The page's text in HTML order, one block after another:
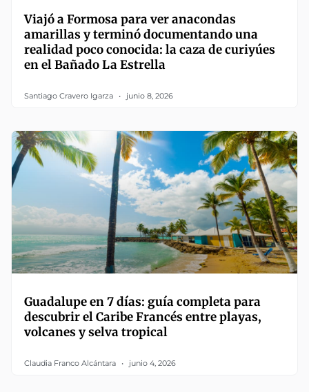
Viajó a Formosa para ver anacondas
amarillas y terminó documentando una
realidad poco conocida: la caza de curiyúes
en el Bañado La Estrella
Santiago Cravero Igarza junio 8, 2026
Guadalupe en 7 días: guía completa para
descubrir el Caribe Francés entre playas,
volcanes y selva tropical
Claudia Franco Alcántara junio 4, 2026